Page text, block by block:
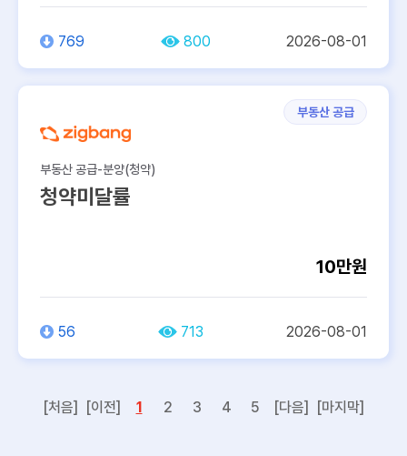
769 800 2026-08-01
부동산 공급
부동산 공급-분양(청약)
청약미달률
10만원
56 713 2026-08-01
[처음] [이전] 1 2 3 4 5 [다음] [마지막]